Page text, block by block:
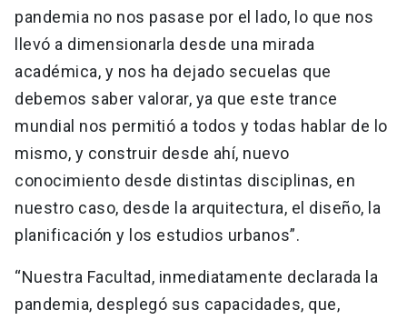
pandemia no nos pasase por el lado, lo que nos
llevó a dimensionarla desde una mirada
académica, y nos ha dejado secuelas que
debemos saber valorar, ya que este trance
mundial nos permitió a todos y todas hablar de lo
mismo, y construir desde ahí, nuevo
conocimiento desde distintas disciplinas, en
nuestro caso, desde la arquitectura, el diseño, la
planificación y los estudios urbanos”.
“Nuestra Facultad, inmediatamente declarada la
pandemia, desplegó sus capacidades, que,